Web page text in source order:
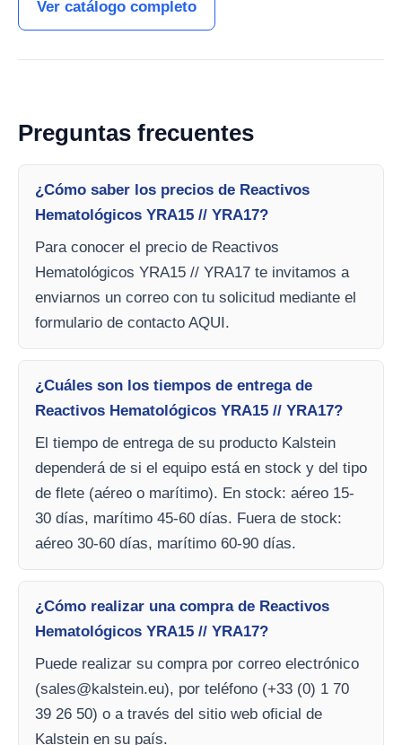
Ver catálogo completo
Preguntas frecuentes
¿Cómo saber los precios de Reactivos
Hematológicos YRA15 // YRA17?
Para conocer el precio de Reactivos
Hematológicos YRA15 // YRA17 te invitamos a
enviarnos un correo con tu solicitud mediante el
formulario de contacto AQUI.
¿Cuáles son los tiempos de entrega de
Reactivos Hematológicos YRA15 // YRA17?
El tiempo de entrega de su producto Kalstein
dependerá de si el equipo está en stock y del tipo
de flete (aéreo o marítimo). En stock: aéreo 15-
30 días, marítimo 45-60 días. Fuera de stock:
aéreo 30-60 días, marítimo 60-90 días.
¿Cómo realizar una compra de Reactivos
Hematológicos YRA15 // YRA17?
Puede realizar su compra por correo electrónico
(sales@kalstein.eu), por teléfono (+33 (0) 1 70
39 26 50) o a través del sitio web oficial de
Kalstein en su país.